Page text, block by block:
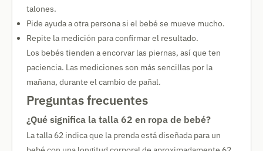
talones.
Pide ayuda a otra persona si el bebé se mueve mucho.
Repite la medición para confirmar el resultado.
Los bebés tienden a encorvar las piernas, así que ten
paciencia. Las mediciones son más sencillas por la
mañana, durante el cambio de pañal.
Preguntas frecuentes
¿Qué significa la talla 62 en ropa de bebé?
La talla 62 indica que la prenda está diseñada para un